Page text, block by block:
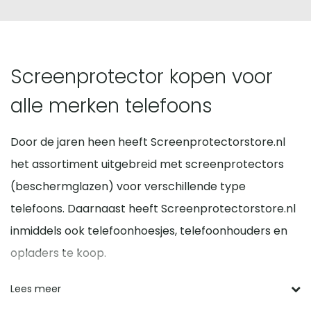
Screenprotector kopen voor
alle merken telefoons
Door de jaren heen heeft Screenprotectorstore.nl
het assortiment uitgebreid met screenprotectors
(beschermglazen) voor verschillende type
telefoons. Daarnaast heeft Screenprotectorstore.nl
inmiddels ook telefoonhoesjes, telefoonhouders en
opladers te koop.
Voordelen screen protector
Lees meer